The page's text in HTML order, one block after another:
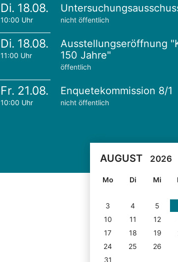
Di. 18.08.
10:00 Uhr nicht öffentlich
Di. 18.08.
11:00 Uhr
Ausstellungseröffnung
150 Jahre"
öffentlich
Fr. 21.08.
10:00 Uhr
Enquetekommission 8/1
nicht öffentlich
AUGUST 2026
Mo Di Mi
3
4 5
10
11 12
17
18 19
24
25 26
31